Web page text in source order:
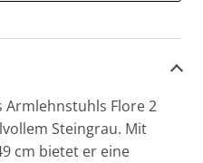
Armlehnstuhls Flore 2
Steingrau. Mit
cm bietet er eine